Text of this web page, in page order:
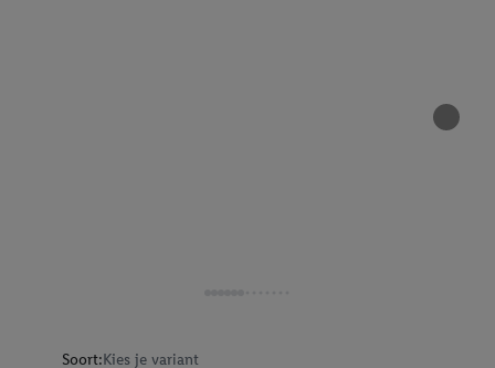
Soort:Kies je variant